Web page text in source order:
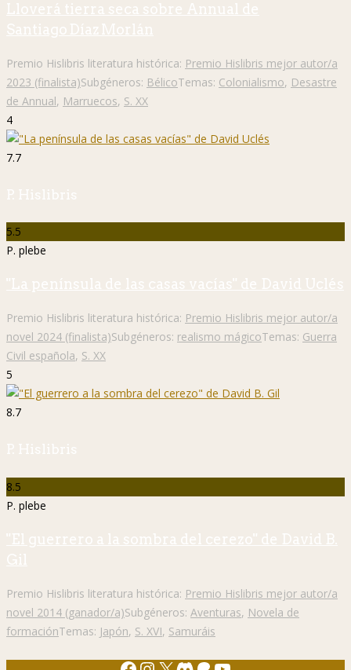
Lloverá tierra seca sobre Annual de
Santiago Díaz Morlán
Premio Hislibris literatura histórica: Premio Hislibris mejor autor/a
2023 (finalista)Subgéneros: BélicoTemas: Colonialismo, Desastre
de Annual, Marruecos, S. XX
4
7.7
P. Hislibris
5.5
P. plebe
"La península de las casas vacías" de David Uclés
Premio Hislibris literatura histórica: Premio Hislibris mejor autor/a
novel 2024 (finalista)Subgéneros: realismo mágicoTemas: Guerra
Civil española, S. XX
5
8.7
P. Hislibris
8.5
P. plebe
"El guerrero a la sombra del cerezo" de David B.
Gil
Premio Hislibris literatura histórica: Premio Hislibris mejor autor/a
novel 2014 (ganador/a)Subgéneros: Aventuras, Novela de
formaciónTemas: Japón, S. XVI, Samuráis